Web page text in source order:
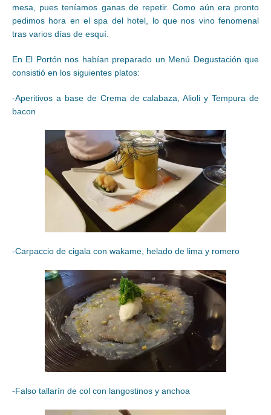
mesa, pues teníamos ganas de repetir. Como aún era pronto
pedimos hora en el spa del hotel, lo que nos vino fenomenal
tras varios días de esquí.
En El Portón nos habían preparado un Menú Degustación que
consistió en los siguientes platos:
-Aperitivos a base de Crema de calabaza, Alioli y Tempura de
bacon
-Carpaccio de cigala con wakame, helado de lima y romero
-Falso tallarín de col con langostinos y anchoa